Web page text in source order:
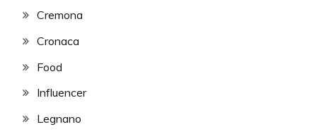
Cremona
Cronaca
Food
Influencer
Legnano